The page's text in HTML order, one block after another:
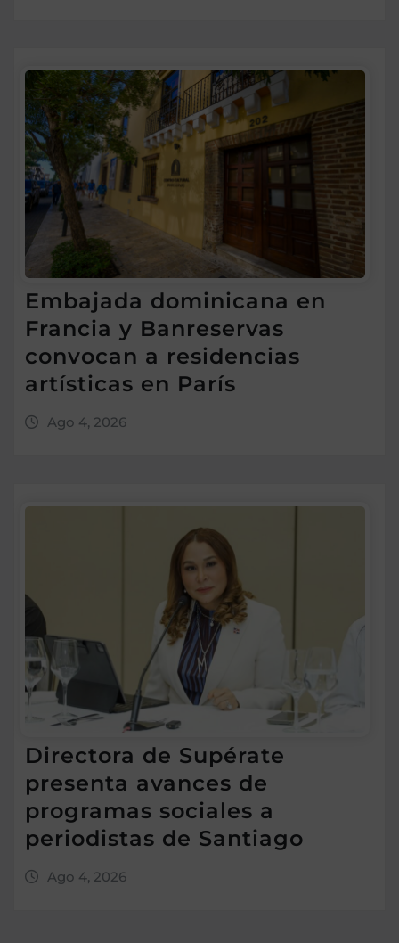
Embajada dominicana en
Francia y Banreservas
convocan a residencias
artísticas en París
Ago 4, 2026
Directora de Supérate
presenta avances de
programas sociales a
periodistas de Santiago
Ago 4, 2026